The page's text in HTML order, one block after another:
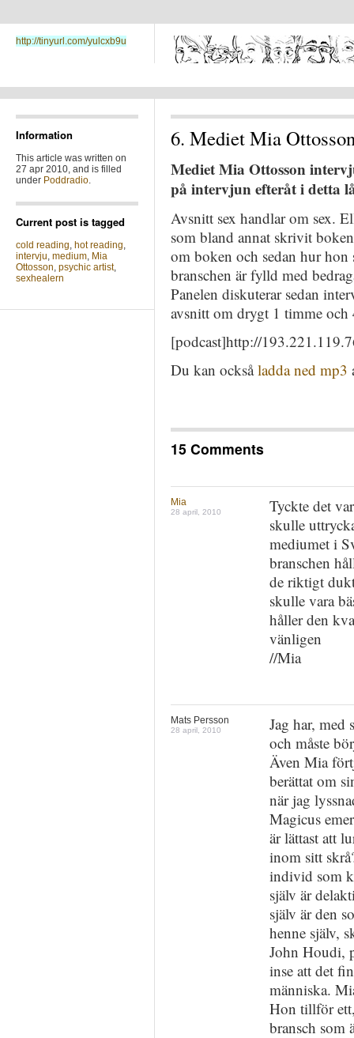
http://tinyurl.com/yulcxb9u
Information
This article was written on
27 apr 2010, and is filled
under Poddradio.
Current post is tagged
cold reading, hot reading,
intervju, medium, Mia
Ottosson, psychic artist,
sexhealern
6. Mediet Mia
Mediet Mia Ottosson
på intervjun efteråt i detta
Avsnitt sex handlar om sex.
som bland annat skrivit
om boken och sedan hur hon
branschen är fylld med
Panelen diskuterar sedan
avsnitt om drygt 1 timme och
[podcast]http://
Du kan ocksåladda ned mp3
15 Comments
Mia
28 april, 2010
Tyckte det
skulle
mediumet i
branschen
de riktigt
skulle vara
håller den
vänligen
//Mia
Mats Persson
28 april, 2010
Jag har, med
och måste
Även Mia
berättat om
när jag
Magicus
är lättast att
inom sitt
individ som
själv är
själv är den
henne själv,
John Houdi,
inse att det
människa.
Hon tillför
bransch som